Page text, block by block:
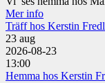
Mer info
Träff hos Kerstin
23 aug
2026-08-23
13:00
Hemma hos Kerstin